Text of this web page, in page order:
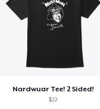
Nardwuar Tee! 2 Sided!
$22